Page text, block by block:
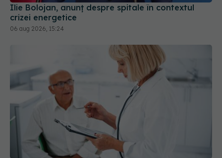
Ilie Bolojan, anunț despre spitale în contextul
crizei energetice
06 aug 2026, 15:24